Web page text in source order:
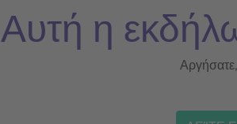
Αυτή η